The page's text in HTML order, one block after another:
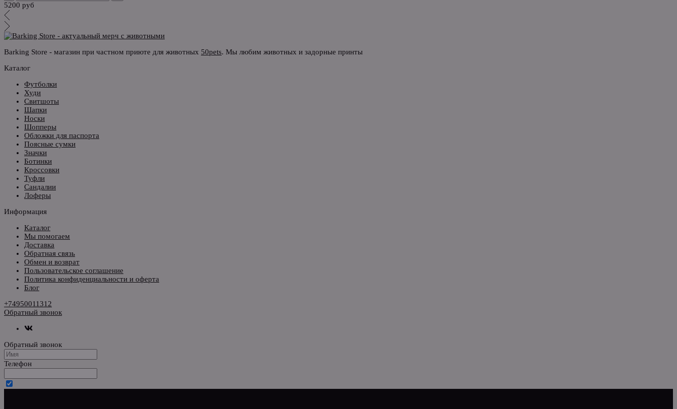
5200 руб
Barking Store - магазин при частном приюте для животных 50pets. Мы любим животных и задорные принты
Каталог
Футболки
Худи
Свитшоты
Шапки
Носки
Шопперы
Обложки для паспорта
Поясные сумки
Значки
Ботинки
Кроссовки
Туфли
Сандалии
Лоферы
Информация
Каталог
Мы помогаем
Доставка
Обратная связь
Обмен и возврат
Пользовательское соглашение
Политика конфиденциальности и оферта
Блог
+74950011312
Обратный звонок
Обратный звонок
Телефон